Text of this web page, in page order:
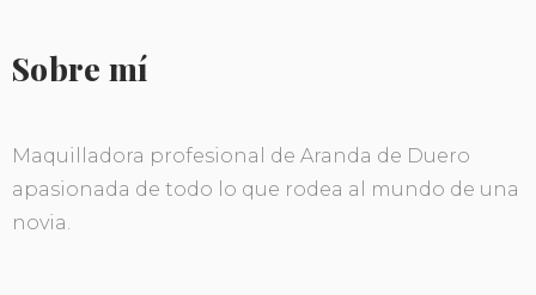
Sobre mí
Maquilladora profesional de Aranda de Duero
apasionada de todo lo que rodea al mundo de una
novia.